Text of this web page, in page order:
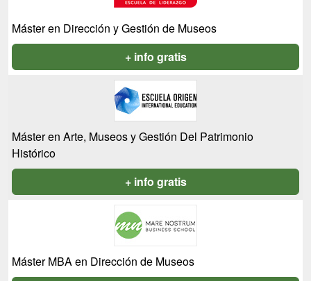
Máster en Dirección y Gestión de Museos
+ info gratis
Máster en Arte, Museos y Gestión Del Patrimonio
Histórico
+ info gratis
Máster MBA en Dirección de Museos